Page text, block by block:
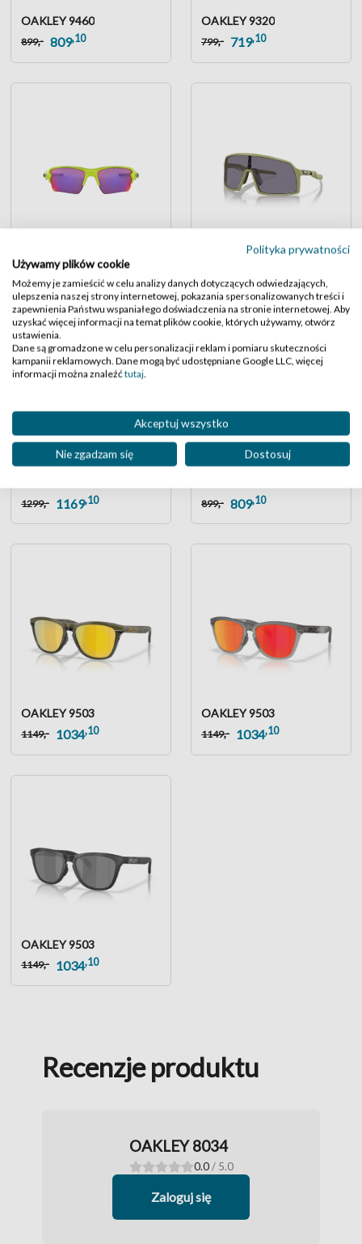
OAKLEY 9460
899,- 809,10
OAKLEY 9320
799,- 719,10
849,- 764,10
OAKLEY 9462
1299,- 1169,10 899,- 809,10
OAKLEY 9503
1149,- 1034,10
OAKLEY 9503
1149,- 1034,10
OAKLEY 9503
1149,- 1034,10
Recenzje produktu
OAKLEY 8034
0.0/ 5.0
Zaloguj się
Polityka prywatności
Używamy plików cookie
Możemy je zamieścić w celu analizy danych dotyczących odwiedzających,
ulepszenia naszej strony internetowej, pokazania spersonalizowanych treści i
zapewnienia Państwu wspaniałego doświadczenia na stronie internetowej. Aby
uzyskać więcej informacji na temat plików cookie, których używamy, otwórz
ustawienia.
Dane są gromadzone w celu personalizacji reklam i pomiaru skuteczności
kampanii reklamowych. Dane mogą być udostępniane Google LLC, więcej
informacji można znaleźćtutaj.
Akceptuj wszystko
Nie zgadzam się Dostosuj